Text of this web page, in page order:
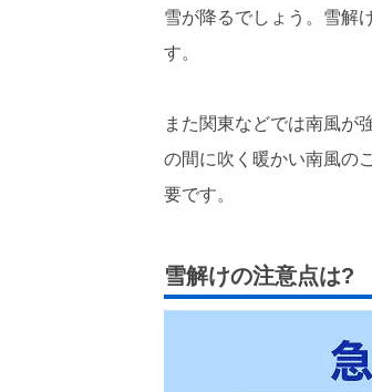
雪が降るでしょう。雪解
す。
また関東などでは南風が
の間に吹く暖かい南風の
要です。
雪解けの注意点は?